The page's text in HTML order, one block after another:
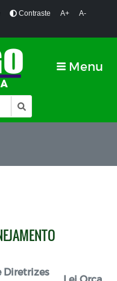
Contraste A+
A-
Menu